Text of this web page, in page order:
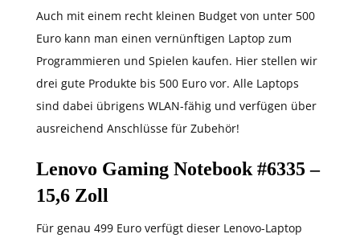
Auch mit einem recht kleinen Budget von unter 500
Euro kann man einen vernünftigen Laptop zum
Programmieren und Spielen kaufen. Hier stellen wir
drei gute Produkte bis 500 Euro vor. Alle Laptops
sind dabei übrigens WLAN-fähig und verfügen über
ausreichend Anschlüsse für Zubehör!
Lenovo Gaming Notebook #6335 –
15,6 Zoll
Für genau 499 Euro verfügt dieser Lenovo-Laptop